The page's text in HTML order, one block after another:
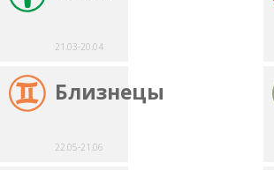
21.03-20.04
Близнецы
22.05-21.06